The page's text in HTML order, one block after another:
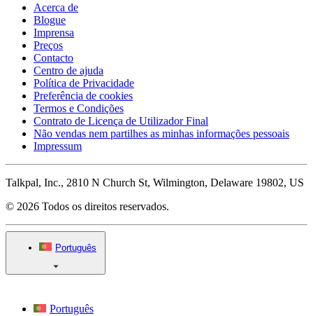
Acerca de
Blogue
Imprensa
Preços
Contacto
Centro de ajuda
Política de Privacidade
Preferência de cookies
Termos e Condições
Contrato de Licença de Utilizador Final
Não vendas nem partilhes as minhas informações pessoais
Impressum
Talkpal, Inc., 2810 N Church St, Wilmington, Delaware 19802, US
© 2026 Todos os direitos reservados.
Português
Português